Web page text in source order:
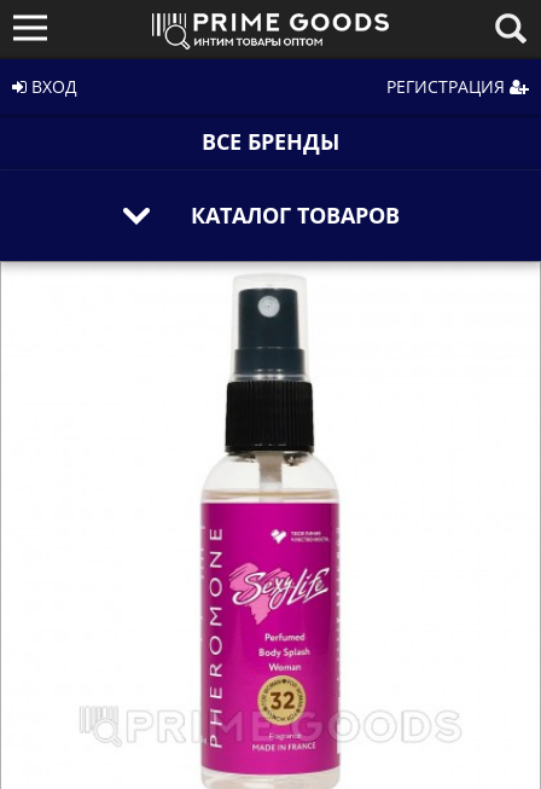
ВХОД РЕГИСТРАЦИЯ
ВСЕ БРЕНДЫ
КАТАЛОГ ТОВАРОВ